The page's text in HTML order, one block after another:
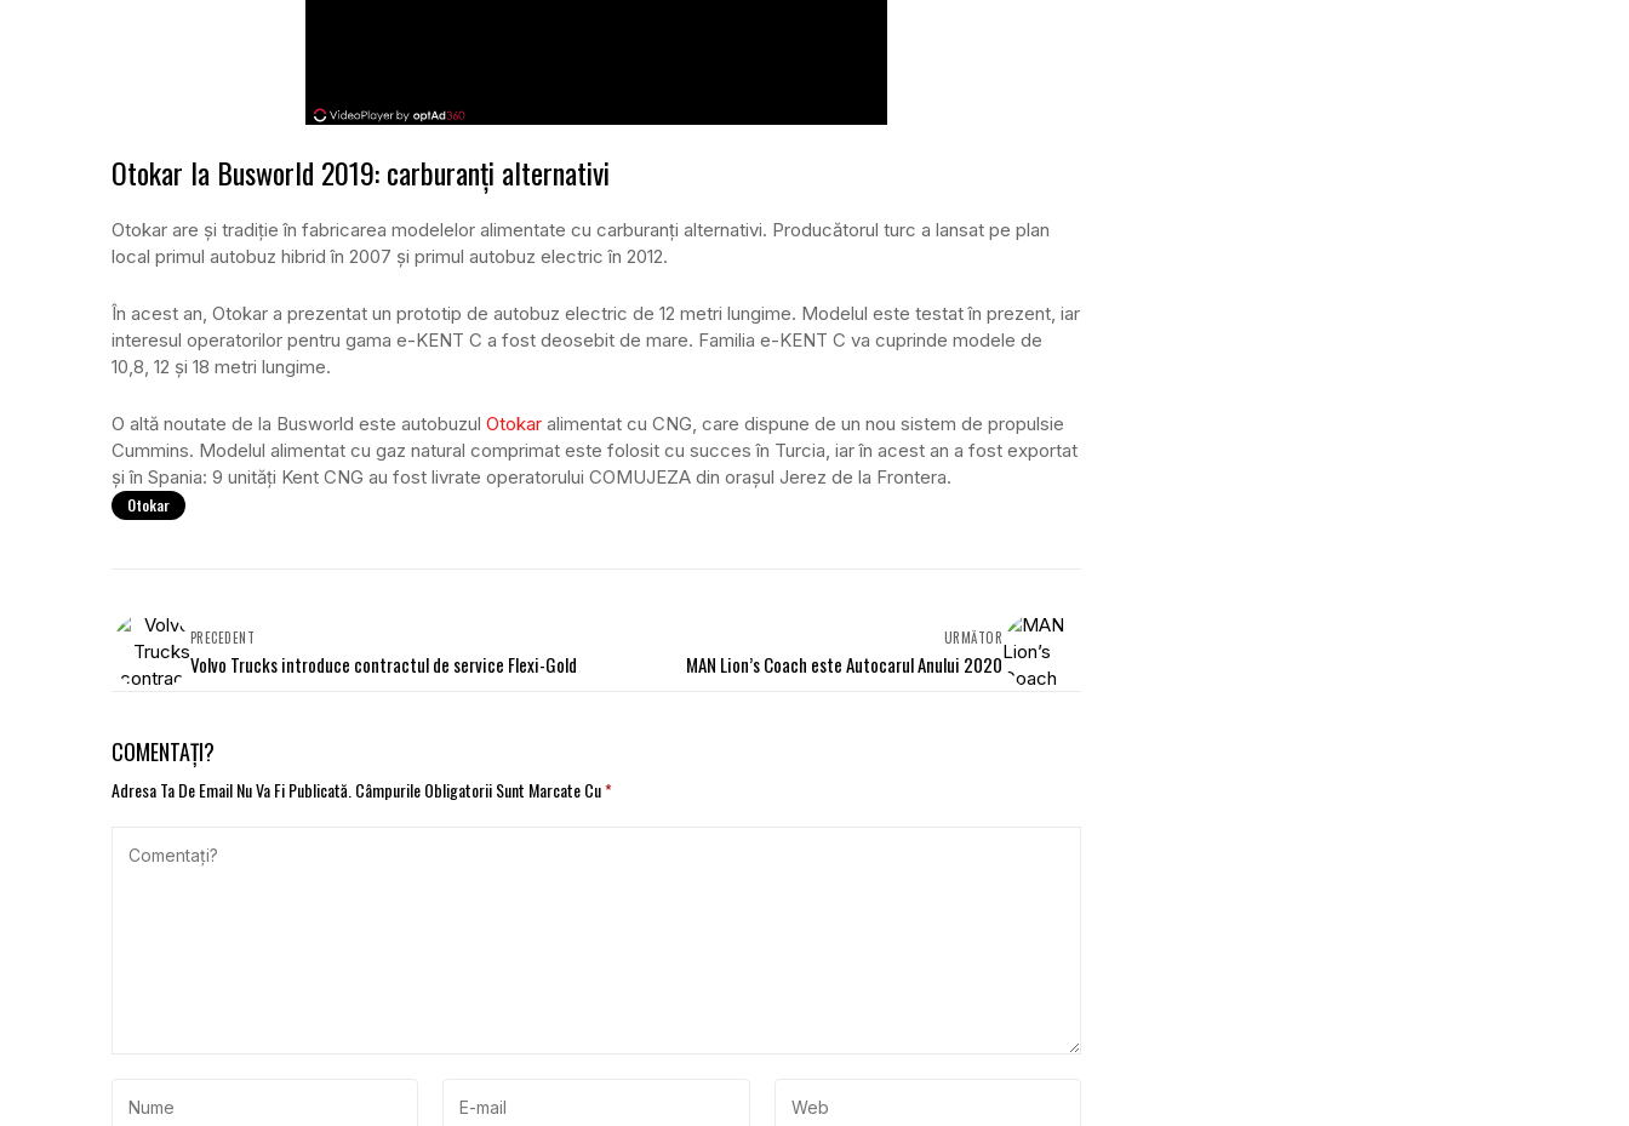
Otokar la Busworld 2019: carburanți alternativi
Otokar are și tradiție în fabricarea modelelor alimentate cu carburanți alternativi. Producătorul turc a lansat pe plan
local primul autobuz hibrid în 2007 și primul autobuz electric în 2012.
În acest an, Otokar a prezentat un prototip de autobuz electric de 12 metri lungime. Modelul este testat în prezent, iar
interesul operatorilor pentru gama e-KENT C a fost deosebit de mare. Familia e-KENT C va cuprinde modele de
10,8, 12 și 18 metri lungime.
O altă noutate de la Busworld este autobuzul Otokar alimentat cu CNG, care dispune de un nou sistem de propulsie
Cummins. Modelul alimentat cu gaz natural comprimat este folosit cu succes în Turcia, iar în acest an a fost exportat
și în Spania: 9 unități Kent CNG au fost livrate operatorului COMUJEZA din orașul Jerez de la Frontera.
Otokar
PRECEDENT
Volvo Trucks introduce contractul de service Flexi-Gold
URMĂTOR
MAN Lion’s Coach este Autocarul Anului 2020
COMENTAȚI?
Adresa Ta De Email Nu Va Fi Publicată. Câmpurile Obligatorii Sunt Marcate Cu*